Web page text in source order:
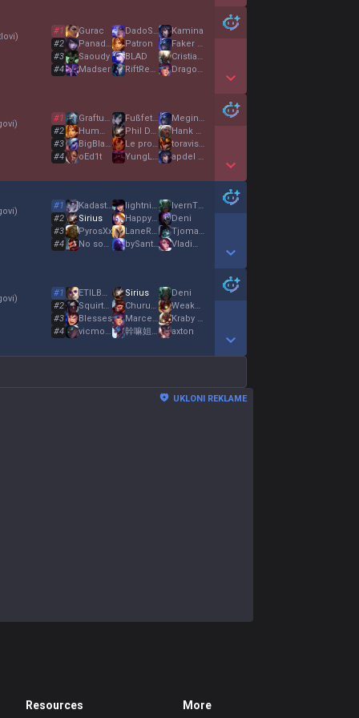
Show More Detail Games
)
#1 Gurac
Kamina
#2 Patron
#3 Saoudy BLAD
#4 Madser
Show More Detail Games
)
#1
#2
#3
#4 oEd1t
Show More Detail Games
)
#1
#2 Sirius
Deni
#3 PyrosXx
#4
Show More Detail Games
)
#1 Sirius
Deni
#2
#3 Blesses
#4 axton
Show More Detail Games
UKLONI REKLAME
Resources More